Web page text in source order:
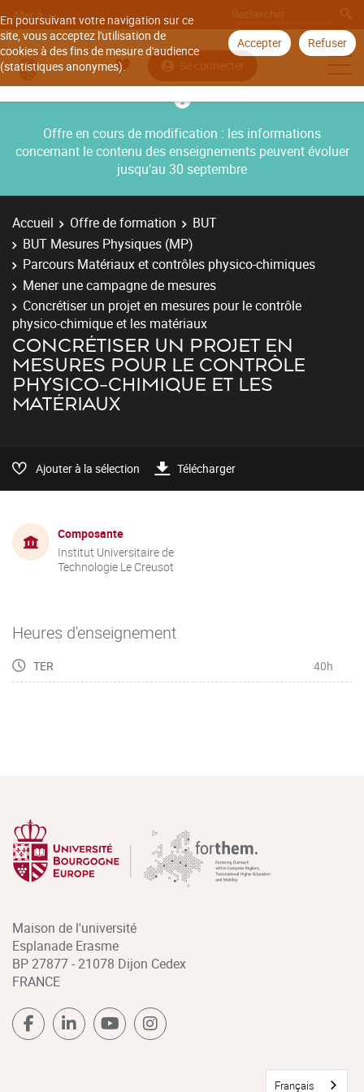
En poursuivant votre navigation sur ce
site, vous acceptez l'utilisation de
cookies à des fins de mesure d'audience
(statistiques anonymes).
Accepter Refuser
Aller à
Se connecter
Offre en cours de modification : les informations
concernant le contenu des enseignements peuvent évoluer
jusqu’au 30 septembre
Accueil Offre de formation
BUT
BUT Mesures Physiques (MP)
Parcours Matériaux et contrôles physico-chimiques
Mener une campagne de mesures
Concrétiser un projet en mesures pour le contrôle
physico-chimique et les matériaux
CONCRÉTISER UN PROJET EN
MESURES POUR LE CONTRÔLE
PHYSICO-CHIMIQUE ET LES
MATÉRIAUX
Ajouter à la sélection Télécharger
Composante
Institut Universitaire de
Technologie Le Creusot
Heures d'enseignement
TER 40h
Maison de l'université
Esplanade Erasme
BP 27877 - 21078 Dijon Cedex
FRANCE
Français